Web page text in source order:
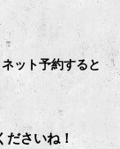
ット予約すると
さいね！